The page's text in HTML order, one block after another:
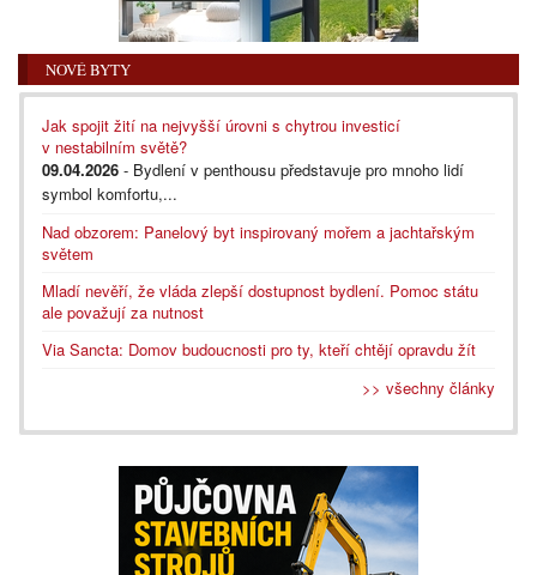
NOVÉ BYTY
Jak spojit žití na nejvyšší úrovni s chytrou investicí
v nestabilním světě?
09.04.2026 - Bydlení v penthousu představuje pro mnoho lidí
symbol komfortu,...
Nad obzorem: Panelový byt inspirovaný mořem a jachtařským
světem
Mladí nevěří, že vláda zlepší dostupnost bydlení. Pomoc státu
ale považují za nutnost
Via Sancta: Domov budoucnosti pro ty, kteří chtějí opravdu žít
>> všechny články